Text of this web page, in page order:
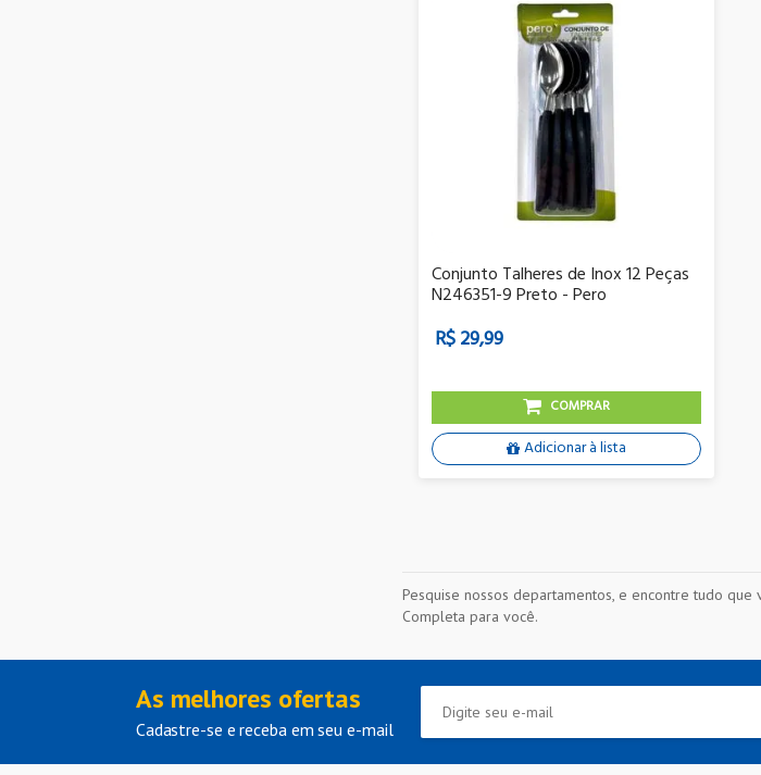
Conjunto Talheres de Inox 12 Peças
N246351-9 Preto - Pero
R$ 29,99
COMPRAR
Adicionar à lista
Pesquise nossos departamentos, e encontre tudo
Completa para você.
As melhores ofertas
Cadastre-se e receba em seu e-mail